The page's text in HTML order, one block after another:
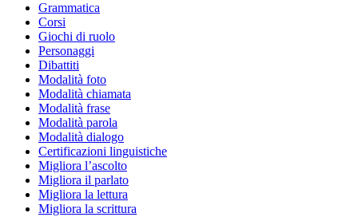
Grammatica
Corsi
Giochi di ruolo
Personaggi
Dibattiti
Modalità foto
Modalità chiamata
Modalità frase
Modalità parola
Modalità dialogo
Certificazioni linguistiche
Migliora l’ascolto
Migliora il parlato
Migliora la lettura
Migliora la scrittura